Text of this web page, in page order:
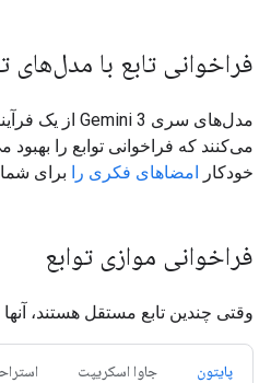
فراخوانی تابع با مدل‌های
مدل‌های سری Gemini 3 از یک فرآیند
خودکار
امضاهای فکری را برای
فراخوانی موازی توابع
وقتی چندین تابع مستقل هستند،
پایتون جاوا اسکریپت